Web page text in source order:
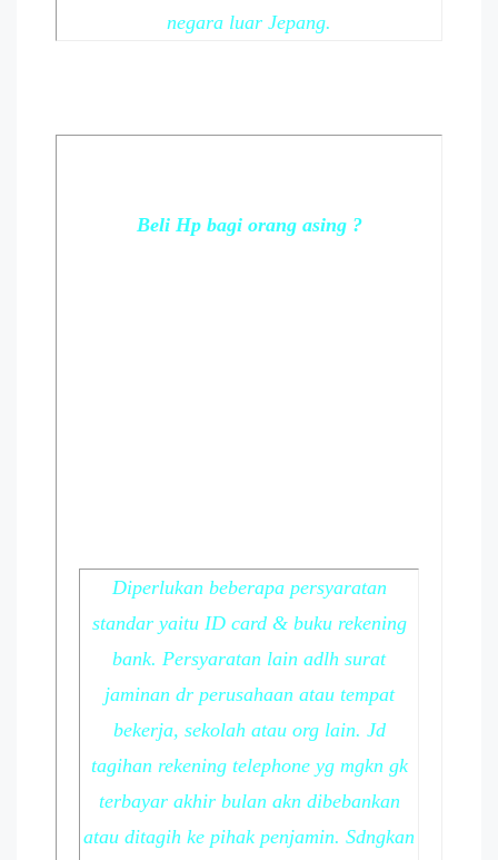
negara luar Jepang.
Beli Hp bagi orang asing ?
Diperlukan beberapa persyaratan
standar yaitu ID card & buku rekening
bank. Persyaratan lain adlh surat
jaminan dr perusahaan atau tempat
bekerja, sekolah atau org lain. Jd
tagihan rekening telephone yg mgkn gk
terbayar akhir bulan akn dibebankan
atau ditagih ke pihak penjamin. Sdngkan